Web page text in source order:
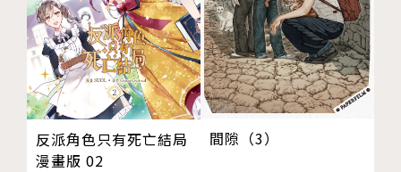
反派角色只有死亡結局
漫畫版 02
間隙（3）